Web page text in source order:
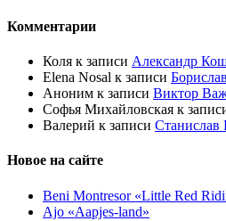
Комментарии
Коля к записи Александр
Elena Nosal к записи
Аноним к записи Виктор
Софья Михайловская к
Валерий к записи Станислав
Новое на сайте
Beni Montresor «Little Red
Ajo «Aapjes-land»